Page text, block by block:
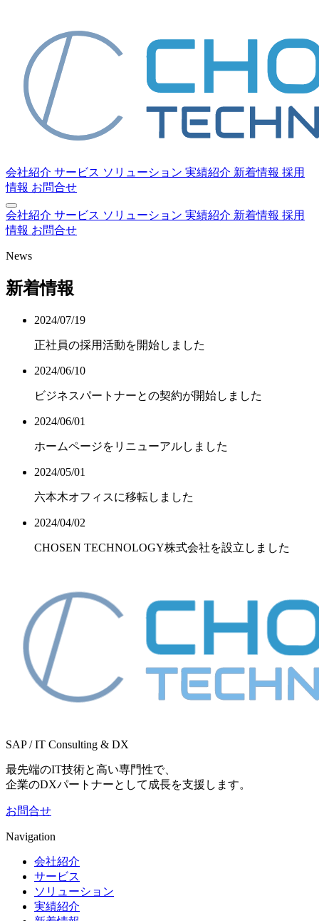
会社紹介 サービス ソリューション 実績紹介 新着情報 採用
情報 お問合せ
会社紹介 サービス ソリューション 実績紹介 新着情報 採用
情報 お問合せ
News
新着情報
2024/07/19
正社員の採用活動を開始しました
2024/06/10
ビジネスパートナーとの契約が開始しました
2024/06/01
ホームページをリニューアルしました
2024/05/01
六本木オフィスに移転しました
2024/04/02
CHOSEN TECHNOLOGY株式会社を設立しました
SAP / IT Consulting & DX
最先端のIT技術と高い専門性で、
企業のDXパートナーとして成長を支援します。
お問合せ
Navigation
会社紹介
サービス
ソリューション
実績紹介